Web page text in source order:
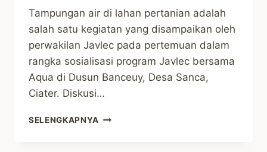
Tampungan air di lahan pertanian adalah
salah satu kegiatan yang disampaikan oleh
perwakilan Javlec pada pertemuan dalam
rangka sosialisasi program Javlec bersama
Aqua di Dusun Banceuy, Desa Sanca,
Ciater. Diskusi…
SELENGKAPNYA LAHAN